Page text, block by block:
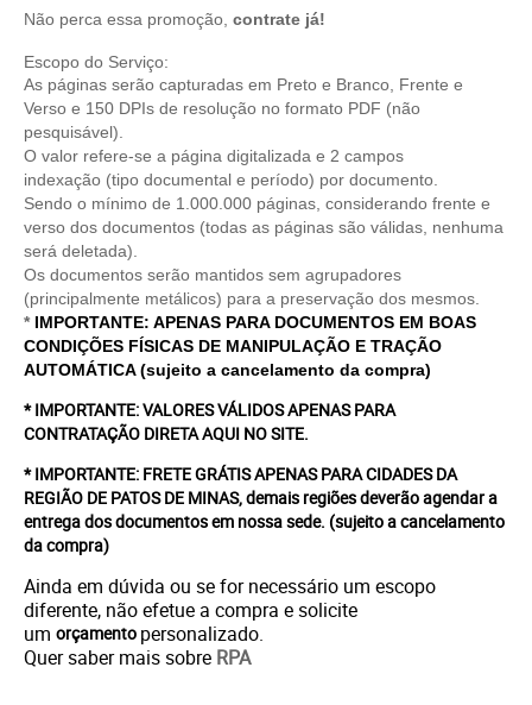
Não perca essa promoção, contrate já!
Escopo do Serviço:
As páginas serão capturadas em Preto e Branco, Frente e
Verso e 150 DPIs de resolução no formato PDF (não
pesquisável).
O valor refere-se a página digitalizada e 2 campos
indexação (tipo documental e período) por documento.
Sendo o mínimo de 1.000.000 páginas, considerando frente e
verso dos documentos (todas as páginas são válidas, nenhuma
será deletada).
Os documentos serão mantidos sem agrupadores
(principalmente metálicos) para a preservação dos mesmos.
* IMPORTANTE: APENAS PARA DOCUMENTOS EM BOAS
CONDIÇÕES FÍSICAS DE MANIPULAÇÃO E TRAÇÃO
AUTOMÁTICA (sujeito a cancelamento da compra)
* IMPORTANTE: VALORES VÁLIDOS APENAS PARA
CONTRATAÇÃO DIRETA AQUI NO SITE.
* IMPORTANTE: FRETE GRÁTIS APENAS PARA CIDADES DA
REGIÃO DE PATOS DE MINAS, demais regiões deverão agendar a
entrega dos documentos em nossa sede. (sujeito a cancelamento
da compra)
Ainda em dúvida ou se for necessário um escopo
diferente, não efetue a compra e solicite
um orçamento personalizado.
Quer saber mais sobre RPA